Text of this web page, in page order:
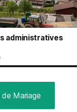
administratives
Mariage